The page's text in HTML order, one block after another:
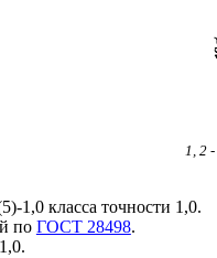
1, 2 -
класса точности 1,0.
по ГОСТ 28498.